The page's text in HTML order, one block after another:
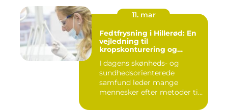
11. mar
Fedtfrysning i Hillerød: En
vejledning til
kropskonturering og
I dagens skønheds- og
sundhedsorienterede
samfund leder mange
mennesker efter metoder til